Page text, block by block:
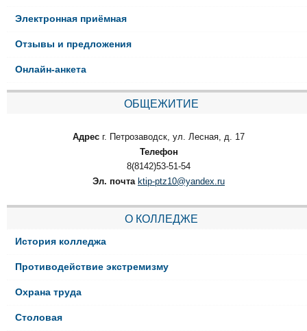
Электронная приёмная
Отзывы и предложения
Онлайн-анкета
ОБЩЕЖИТИЕ
Адрес г. Петрозаводск, ул. Лесная, д. 17
Телефон
8(8142)53-51-54
Эл. почта ktip-ptz10@yandex.ru
О КОЛЛЕДЖЕ
История колледжа
Противодействие экстремизму
Охрана труда
Столовая